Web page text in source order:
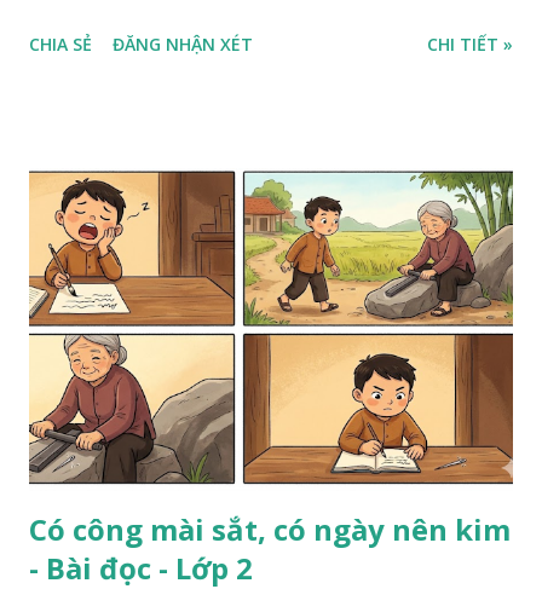
CHIA SẺ ĐĂNG NHẬN XÉT CHI TIẾT »
Có công mài sắt, có ngày nên kim
- Bài đọc - Lớp 2